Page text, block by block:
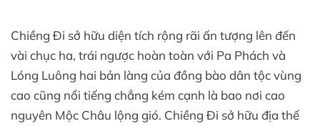
Chiềng Đi sở hữu diện tích rộng rãi ấn tượng lên đến
vài chục ha, trái ngược hoàn toàn với Pa Phách và
Lóng Luông hai bản làng của đồng bào dân tộc vùng
cao cũng nổi tiếng chẳng kém cạnh là bao nơi cao
nguyên Mộc Châu lộng gió. Chiềng Đi sở hữu địa thế